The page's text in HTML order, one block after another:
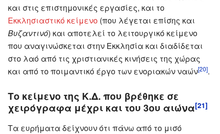
και στις επιστημονικές εργασίες, και το
Εκκλησιαστικό κείμενο (που λέγεται επίσης και
Βυζαντινό) και αποτελεί το λειτουργικό κείμενο
που αναγινώσκεται στην Εκκλησία και διαδίδεται
στο λαό από τις χριστιανικές κινήσεις της χώρας
και από το ποιμαντικό έργο των ενοριακών ναών[20].
Το κείμενο της Κ.Δ. που βρέθηκε σε
χειρόγραφα μέχρι και του 3ου αιώνα[21]
Τα ευρήματα δείχνουν ότι πάνω από το μισό